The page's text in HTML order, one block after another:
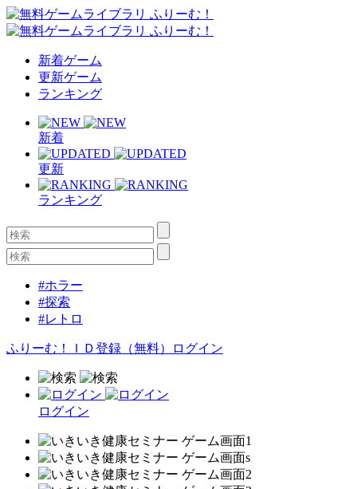
新着ゲーム
更新ゲーム
ランキング
新着
更新
ランキング
#ホラー
#探索
#レトロ
ふりーむ！ＩＤ登録（無料） ログイン
ログイン